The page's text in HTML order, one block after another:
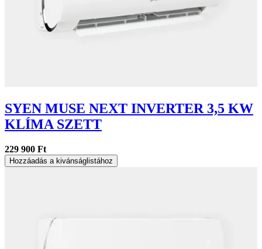
SYEN MUSE NEXT INVERTER 3,5 KW
KLÍMA SZETT
229 900 Ft
Hozzáadás a kivánságlistához